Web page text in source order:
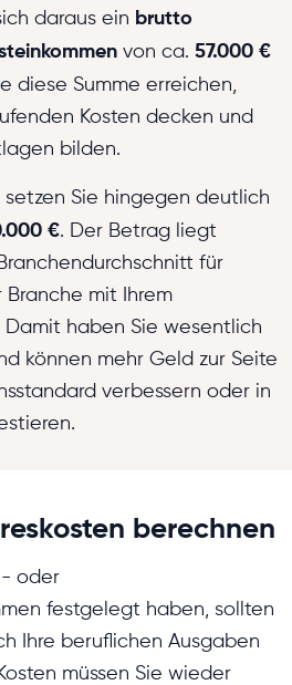
daraus ein brutto
von ca. 57.000 €
diese Summe erreichen,
Kosten decken und
bilden.
setzen Sie hingegen deutlich
€. Der Betrag liegt
für
Branche mit Ihrem
Damit haben Sie wesentlich
können mehr Geld zur Seite
verbessern oder in
berechnen
oder
festgelegt haben, sollten
Ihre beruflichen Ausgaben
müssen Sie wieder